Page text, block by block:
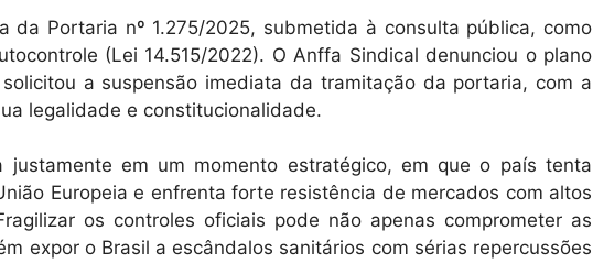
da Portaria nº 1.275/2025, submetida à consulta pública, como
(Lei 14.515/2022). O Anffa Sindical denunciou o plano
a suspensão imediata da tramitação da portaria, com a
legalidade e constitucionalidade.
justamente em um momento estratégico, em que o país tenta
Europeia e enfrenta forte resistência de mercados com altos
os controles oficiais pode não apenas comprometer as
expor o Brasil a escândalos sanitários com sérias repercussões